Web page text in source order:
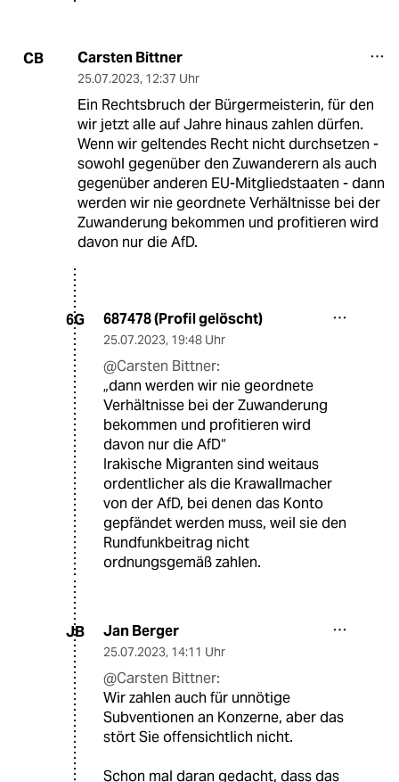
CB Carsten Bittner
25.07.2023, 12:37 Uhr
Ein Rechtsbruch der Bürgermeisterin, für den
wir jetzt alle auf Jahre hinaus zahlen dürfen.
Wenn wir geltendes Recht nicht durchsetzen -
sowohl gegenüber den Zuwanderern als auch
gegenüber anderen EU-Mitgliedstaaten - dann
werden wir nie geordnete Verhältnisse bei der
Zuwanderung bekommen und profitieren wird
davon nur die AfD.
6G 687478 (Profil gelöscht)
25.07.2023, 19:48 Uhr
@Carsten Bittner:
„dann werden wir nie geordnete
Verhältnisse bei der Zuwanderung
bekommen und profitieren wird
davon nur die AfD“
Irakische Migranten sind weitaus
ordentlicher als die Krawallmacher
von der AfD, bei denen das Konto
gepfändet werden muss, weil sie den
Rundfunkbeitrag nicht
ordnungsgemäß zahlen.
JB Jan Berger
25.07.2023, 14:11 Uhr
@Carsten Bittner:
Wir zahlen auch für unnötige
Subventionen an Konzerne, aber das
stört Sie offensichtlich nicht.
Schon mal daran gedacht, dass das